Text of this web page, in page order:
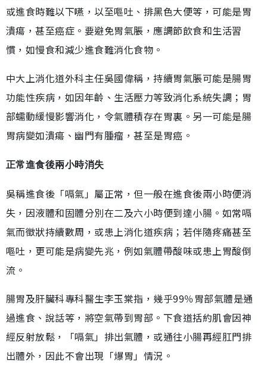
或進食時難以下嚥，以至嘔吐、排黑色大便等，可能是胃
潰瘍，甚至癌症。要避免胃氣脹，應調節飲食和生活習
慣，如慢食和減少進食難消化食物。
中大上消化道外科主任吳國偉稱，持續胃氣脹可能是腸胃
功能性疾病，如因年齡、生活壓力等致消化系統失調；胃
部蠕動緩慢影響消化，令氣體積存在胃裏。另一可能是腸
胃病變如潰瘍、幽門有腫瘤，甚至是胃癌。
正常進食後兩小時消失
吳稱進食後「嗝氣」屬正常，但一般在進食後兩小時便消
失，因液體和固體分別在二及六小時便到達小腸。如常嗝
氣而徵狀持續數周，或患上消化道疾病；若伴隨疼痛甚至
嘔吐，更可能是病變先兆，例如氣體帶酸味或患上胃酸倒
流。
腸胃及肝臟科專科醫生李玉棠指，幾乎99％胃部氣體是通
過進食、說話等，將空氣帶到胃部。下食道括約肌會因神
經反射放鬆，「嗝氣」排出氣體，或通往小腸再經肛門排
出體外，因此不會出現「爆胃」情況。